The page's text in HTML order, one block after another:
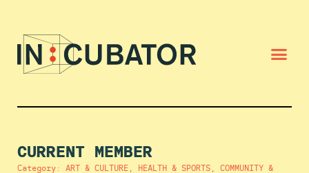
CURRENT MEMBER
Category: ART & CULTURE, HEALTH & SPORTS, COMMUNITY &